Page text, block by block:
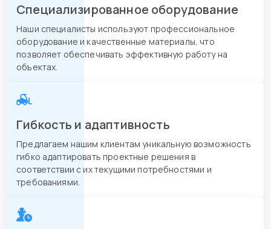
Специализированное оборудование
Наши специалисты используют профессиональное
оборудование и качественные материалы, что
позволяет обеспечивать эффективную работу на
объектах.
Гибкость и адаптивность
Предлагаем нашим клиентам уникальную возможность
гибко адаптировать проектные решения в
соответствии с их текущими потребностями и
требованиями.